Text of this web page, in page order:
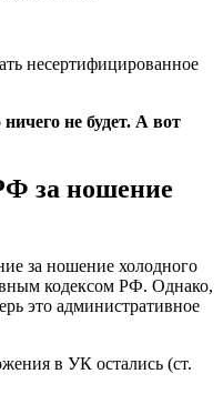
несертифицированное
не будет. А вот
за ношение
за ношение холодного
кодексом РФ. Однако,
это административное
в УК остались (ст.